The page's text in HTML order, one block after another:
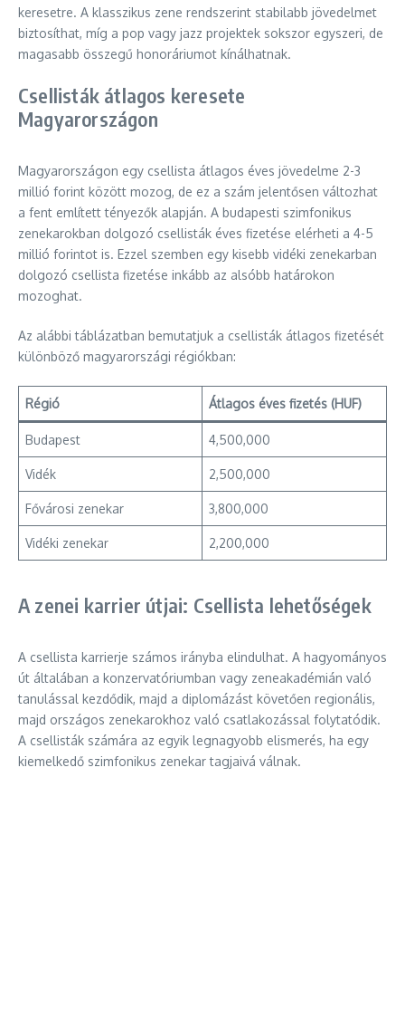
keresetre. A klasszikus zene rendszerint stabilabb jövedelmet
biztosíthat, míg a pop vagy jazz projektek sokszor egyszeri, de
magasabb összegű honoráriumot kínálhatnak.
Csellisták átlagos keresete
Magyarországon
Magyarországon egy csellista átlagos éves jövedelme 2-3
millió forint között mozog, de ez a szám jelentősen változhat
a fent említett tényezők alapján. A budapesti szimfonikus
zenekarokban dolgozó csellisták éves fizetése elérheti a 4-5
millió forintot is. Ezzel szemben egy kisebb vidéki zenekarban
dolgozó csellista fizetése inkább az alsóbb határokon
mozoghat.
Az alábbi táblázatban bemutatjuk a csellisták átlagos fizetését
különböző magyarországi régiókban:
Régió Átlagos éves fizetés (HUF)
Budapest 4,500,000
Vidék 2,500,000
Fővárosi zenekar 3,800,000
Vidéki zenekar 2,200,000
A zenei karrier útjai: Csellista lehetőségek
A csellista karrierje számos irányba elindulhat. A hagyományos
út általában a konzervatóriumban vagy zeneakadémián való
tanulással kezdődik, majd a diplomázást követően regionális,
majd országos zenekarokhoz való csatlakozással folytatódik.
A csellisták számára az egyik legnagyobb elismerés, ha egy
kiemelkedő szimfonikus zenekar tagjaivá válnak.